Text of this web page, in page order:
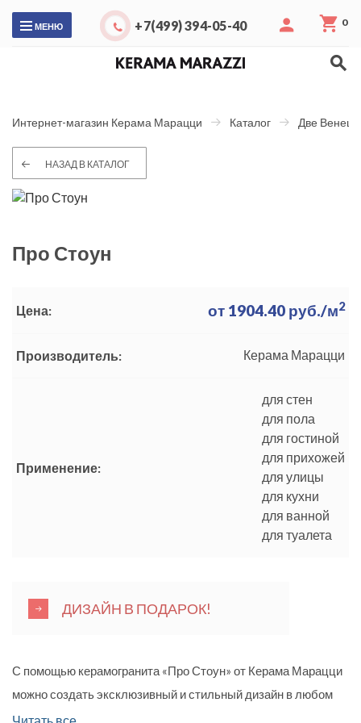
МЕНЮ +7(499) 394-05-40 0
Интернет-магазин Керама Марацци Каталог Две
НАЗАД В КАТАЛОГ
Про Стоун
Цена: от 1904.40 руб./м2
Производитель: Керама Марацци
Применение:
для стен
для пола
для гостиной
для прихожей
для улицы
для кухни
для ванной
для туалета
ДИЗАЙН В ПОДАРОК!
С помощью керамогранита «Про Стоун» от Керама Марацци
можно создать эксклюзивный и стильный дизайн в любом
помещении. Благодаря инновационной технологии в
Читать все...